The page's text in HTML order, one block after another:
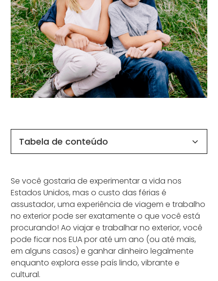
Tabela de conteúdo
no exterior?
exterior nos EUA.
trabalho para au pair no exterior
pair dos EUA?
trabalho no exterior com a AuPairCare
Se você gostaria de experimentar a vida nos
Estados Unidos, mas o custo das férias é
assustador, uma experiência de viagem e trabalho
no exterior pode ser exatamente o que você está
procurando! Ao viajar e trabalhar no exterior, você
pode ficar nos EUA por até um ano (ou até mais,
em alguns casos) e ganhar dinheiro legalmente
enquanto explora esse país lindo, vibrante e
cultural.